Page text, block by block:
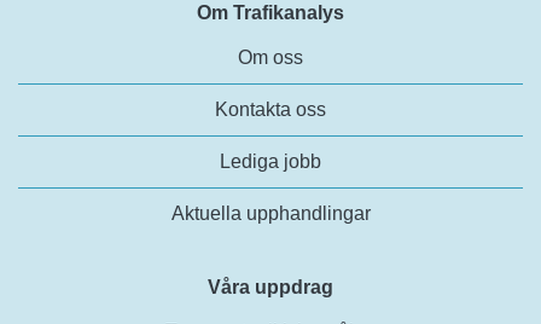
Om Trafikanalys
Om oss
Kontakta oss
Lediga jobb
Aktuella upphandlingar
Våra uppdrag